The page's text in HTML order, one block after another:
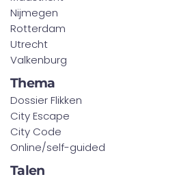
Nijmegen
Rotterdam
Utrecht
Valkenburg
Thema
Dossier Flikken
City Escape
City Code
Online/self-guided
Talen